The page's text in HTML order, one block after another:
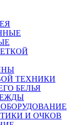
ТЕХНИКИ
БЕЛЬЯ
И ОЧКОВ